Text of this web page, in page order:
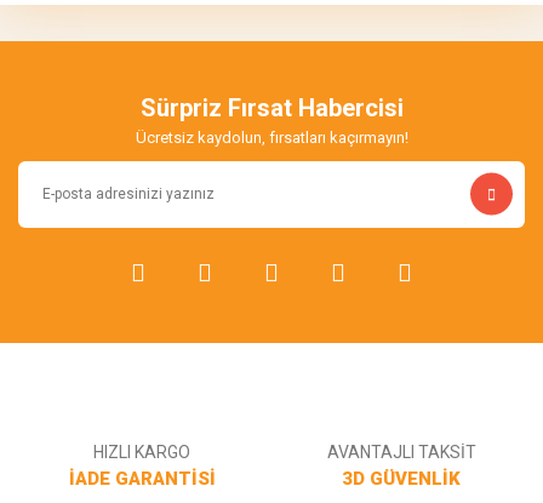
Yorum Yaz
Ürün bilgilerinde hatalar bulunuyor.
Ürün fiyatı diğer sitelerden daha pahalı.
Bu ürüne benzer farklı alternatifler olmalı.
Sürpriz Fırsat Habercisi
Ücretsiz kaydolun, fırsatları kaçırmayın!
HIZLI KARGO
İADE GARANTİSİ
AVANTAJLI TAKSİT
3D GÜVENLİK